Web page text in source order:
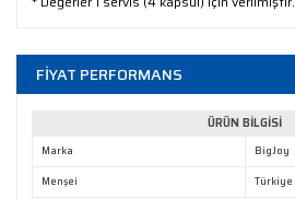
FİYAT PERFORMANS
ÜRÜN BİLGİSİ
Marka
BigJoy
Menşei
Türkiye